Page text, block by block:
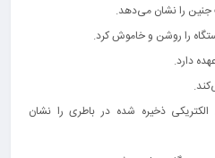
الکتریکی ذخیره شده در باطری را نشان